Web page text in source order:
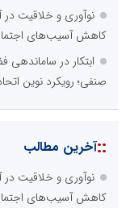
نوآوری و خلاقیت در
کاهش آسیب‌های
ابتکار در
صنفی؛ رویکرد نوین
::آخرین مطالب
نوآوری و خلاقیت در
کاهش آسیب‌های